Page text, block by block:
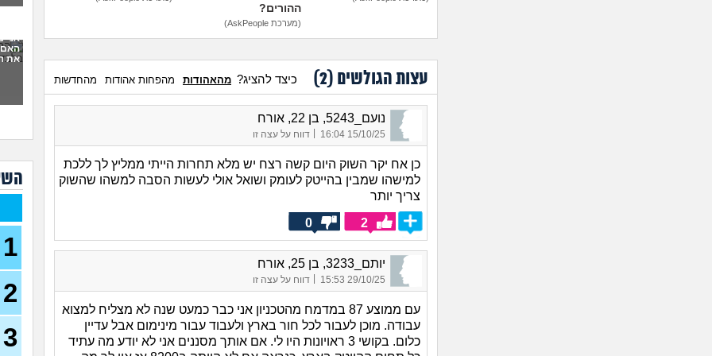
ההורים?
(מערכת AskPeople)
עצות הגולשים (2
) כיצד להציג? מהאהודות מהפחות אהודות מהחדשות
נועם_5243, בן 22, אורח
15/10/25 16:04 דווח על עצה זו
כן אח יקר השוק היום קשה רצח יש מלא תחרות הייתי ממליץ לך ללכת
למישהו שמבין בהייטק לעומק ושואל אולי לעשות הסבה למשהו שהשוק
צריך יותר
2
0
יותם_3233, בן 25, אורח
29/10/25 15:53
| דווח על עצה זו
עם ממוצע 87 במדמח מהטכניון אני כבר כמעט שנה לא מצליח למצוא
עבודה. מוכן לעבור לכל חור בארץ ולעבוד עבור מינימום אבל עדיין
כלום. בקושי 3 ראויונות היו לי. אם אותך מסננים אני לא יודע מה עתיד
23)
22)
26)
אני
את
1
2
3